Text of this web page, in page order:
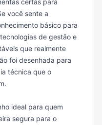
você sente a
básico para
de gestão e
que realmente
foi desenhada para
técnica que o
ideal para quem
segura para o